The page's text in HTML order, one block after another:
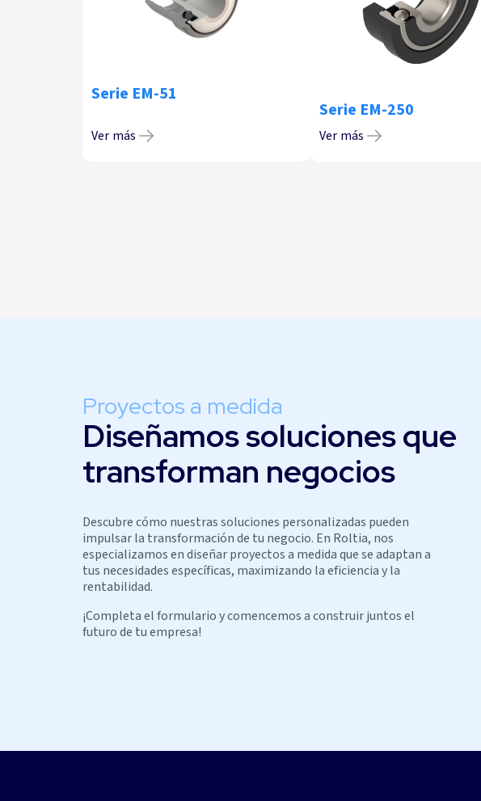
Serie EM-51
Ver más
Serie EM-250
Ver más
Proyectos a medida
Diseñamos soluciones que
transforman negocios
Descubre cómo nuestras soluciones personalizadas pueden
impulsar la transformación de tu negocio. En Roltia, nos
especializamos en diseñar proyectos a medida que se adaptan a
tus necesidades específicas, maximizando la eficiencia y la
rentabilidad.
¡Completa el formulario y comencemos a construir juntos el
futuro de tu empresa!